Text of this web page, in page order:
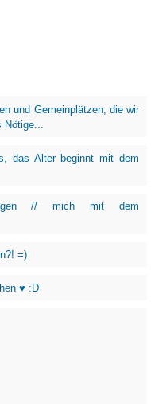
und Gemeinplätzen, die wir
das Alter beginnt mit dem
// mich mit dem
=)
♥ :D